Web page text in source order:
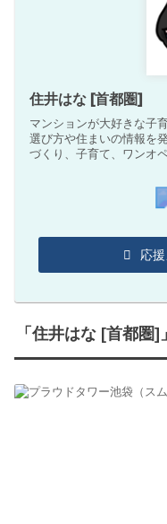
住井はな [首都圏]
マンションが大好きな子
選び方や住まいの情報を
づくり、子育て、ワンオ
応
「住井はな [首都圏